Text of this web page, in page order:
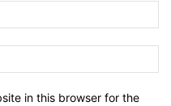
in this browser for the